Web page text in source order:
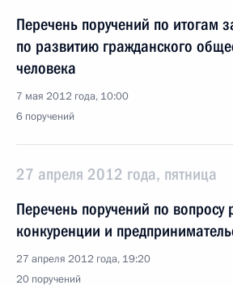
Перечень поручений по итогам
по развитию гражданского
человека
7 мая 2012 года, 10:00
6 поручений
27 апреля 2012 года, пятница
Перечень поручений по вопросу
конкуренции и
27 апреля 2012 года, 19:20
20 поручений